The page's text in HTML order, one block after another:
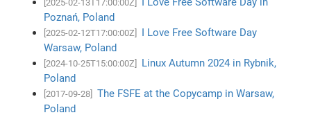
[2025-02-13T17:00:00Z]
Poznań, Poland
[2025-02-12T17:00:00Z]
I Love Free Software Day
Warsaw, Poland
[2024-10-25T15:00:00Z]
Linux Autumn 2024 in Rybnik,
Poland
[2017-09-28]
The FSFE at the Copycamp in Warsaw,
Poland